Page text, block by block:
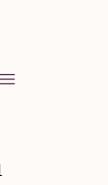
0 items.